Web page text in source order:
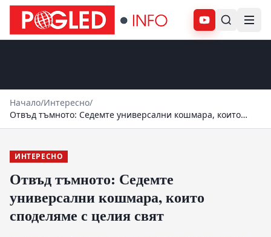
Абонирай се
Начало/Интересно/
Отвъд тъмното: Седемте универсални кошмара, които
споделяме с целия свят
ИНТЕРЕСНО
Отвъд тъмното: Седемте
универсални кошмара, които
споделяме с целия свят